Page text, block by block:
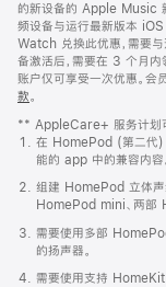
页
脚
的新设备的 Apple Music
频设备与运行最新版本
Watch 兑换此优惠，需要
备激活后，需要在 3 个月
账户仅可享受一次优惠。会
款。
窗
口
中
打
开)
** AppleCare+ 服务计划可
在 HomePod (第二代)
能的 app 中的兼容内容
组建 HomePod 立体声
HomePod mini、两部
需要使用多部
的扬声器。
需要使用支持 HomeKit